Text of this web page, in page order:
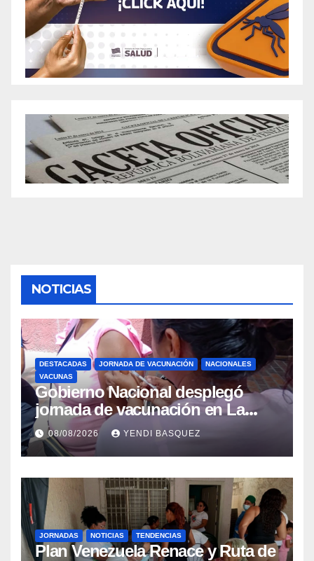
NOTICIAS
DESTACADAS JORNADA DE VACUNACIÓN
NACIONALES
VACUNAS
Gobierno Nacional desplegó
jornada de vacunación en La
Guaira para garantizar protección
epidemiológica
08/08/2026 YENDI BASQUEZ
JORNADAS NOTICIAS TENDENCIAS
Plan Venezuela Renace y Ruta de